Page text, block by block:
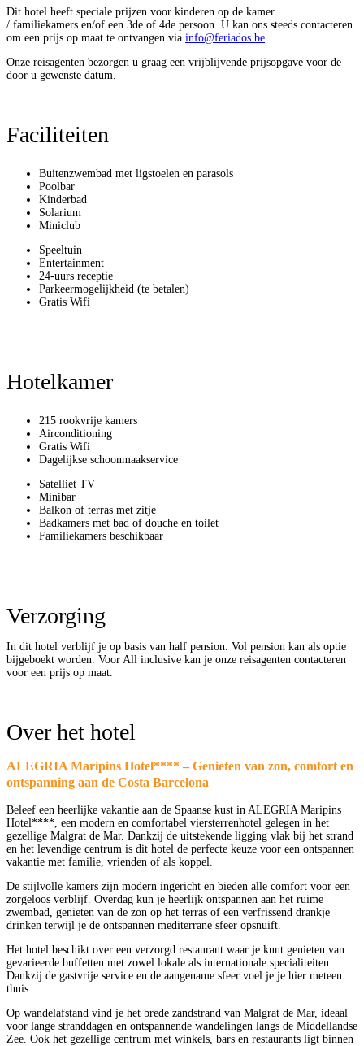
Dit hotel heeft speciale prijzen voor kinderen op de kamer
/ familiekamers en/of een 3de of 4de persoon. U kan ons steeds contacteren
om een prijs op maat te ontvangen via info@feriados.be
Onze reisagenten bezorgen u graag een vrijblijvende prijsopgave voor de
door u gewenste datum.
Faciliteiten
Buitenzwembad met ligstoelen en parasols
Poolbar
Kinderbad
Solarium
Miniclub
Speeltuin
Entertainment
24-uurs receptie
Parkeermogelijkheid (te betalen)
Gratis Wifi
Hotelkamer
215 rookvrije kamers
Airconditioning
Gratis Wifi
Dagelijkse schoonmaakservice
Satelliet TV
Minibar
Balkon of terras met zitje
Badkamers met bad of douche en toilet
Familiekamers beschikbaar
Verzorging
In dit hotel verblijf je op basis van half pension. Vol pension kan als optie
bijgeboekt worden. Voor All inclusive kan je onze reisagenten contacteren
voor een prijs op maat.
Over het hotel
ALEGRIA Maripins Hotel**** – Genieten van zon, comfort en
ontspanning aan de Costa Barcelona
Beleef een heerlijke vakantie aan de Spaanse kust in ALEGRIA Maripins
Hotel****, een modern en comfortabel viersterrenhotel gelegen in het
gezellige Malgrat de Mar. Dankzij de uitstekende ligging vlak bij het strand
en het levendige centrum is dit hotel de perfecte keuze voor een ontspannen
vakantie met familie, vrienden of als koppel.
De stijlvolle kamers zijn modern ingericht en bieden alle comfort voor een
zorgeloos verblijf. Overdag kun je heerlijk ontspannen aan het ruime
zwembad, genieten van de zon op het terras of een verfrissend drankje
drinken terwijl je de ontspannen mediterrane sfeer opsnuift.
Het hotel beschikt over een verzorgd restaurant waar je kunt genieten van
gevarieerde buffetten met zowel lokale als internationale specialiteiten.
Dankzij de gastvrije service en de aangename sfeer voel je je hier meteen
thuis.
Op wandelafstand vind je het brede zandstrand van Malgrat de Mar, ideaal
voor lange stranddagen en ontspannende wandelingen langs de Middellandse
Zee. Ook het gezellige centrum met winkels, bars en restaurants ligt binnen